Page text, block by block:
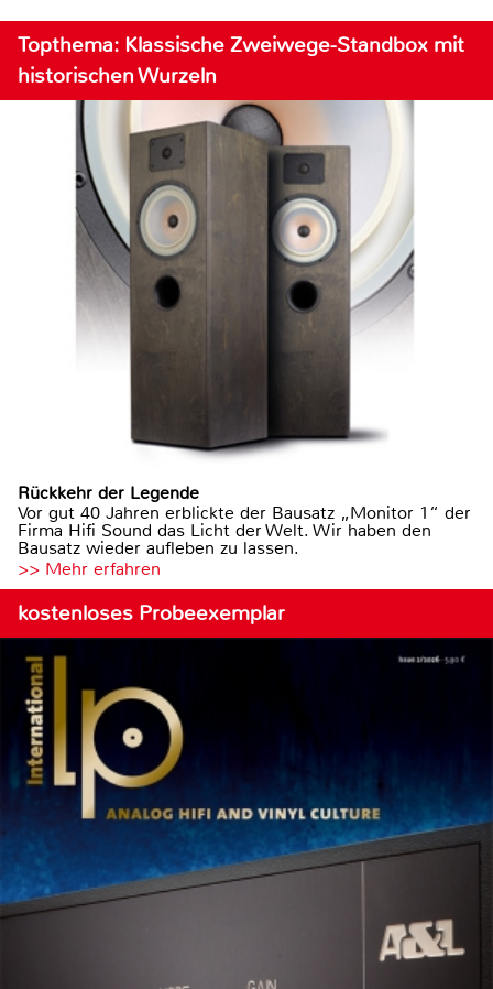
Topthema: Klassische Zweiwege-Standbox mit
historischen Wurzeln
Rückkehr der Legende
Vor gut 40 Jahren erblickte der Bausatz „Monitor 1“ der
Firma Hifi Sound das Licht der Welt. Wir haben den
Bausatz wieder aufleben zu lassen.
>> Mehr erfahren
kostenloses Probeexemplar